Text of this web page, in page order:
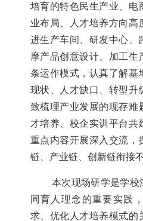
培育的特色民生产业、电
业布局、人才培养方向高
进生产车间、研发中心、
摩产品创意设计、加工生
条运作模式，认真了解基
现状、人才缺口、转型升
致梳理产业发展的现存难
才培养、校企实训平台共
重点内容开展深入交流，
链、产业链、创新链衔接
本次现场研学是学校
同育人理念的重要实践
求、优化人才培养模式的